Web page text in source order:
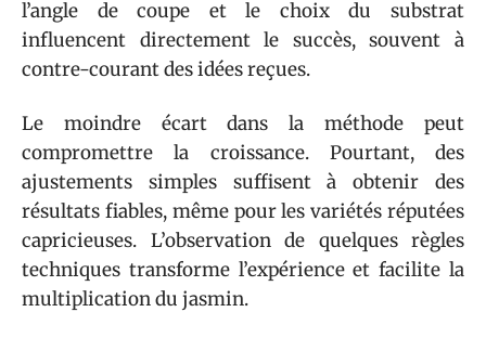
l’angle de coupe et le choix du substrat
influencent directement le succès, souvent à
contre-courant des idées reçues.
Le moindre écart dans la méthode peut
compromettre la croissance. Pourtant, des
ajustements simples suffisent à obtenir des
résultats fiables, même pour les variétés réputées
capricieuses. L’observation de quelques règles
techniques transforme l’expérience et facilite la
multiplication du jasmin.